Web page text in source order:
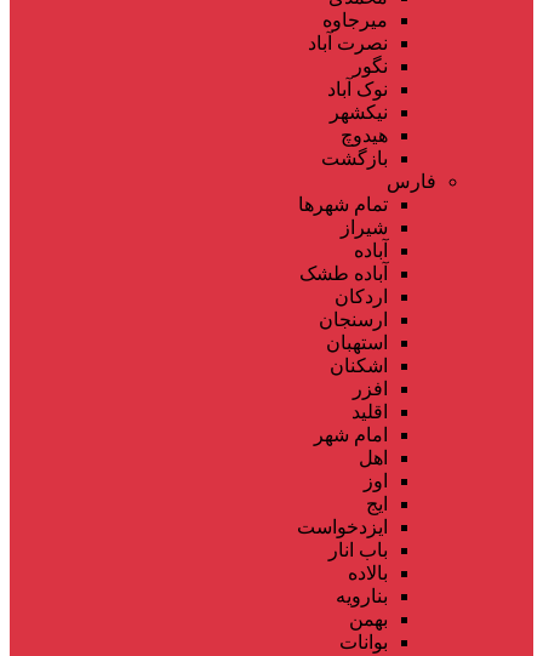
میرجاوه
نصرت آباد
نگور
نوک آباد
نیکشهر
هیدوچ
بازگشت
فارس
تمام شهر‌ها
شیراز
آباده
آباده طشک
اردکان
ارسنجان
استهبان
اشکنان
افزر
اقلید
امام شهر
اهل
اوز
ایج
ایزدخواست
باب انار
بالاده
بنارویه
بهمن
بوانات